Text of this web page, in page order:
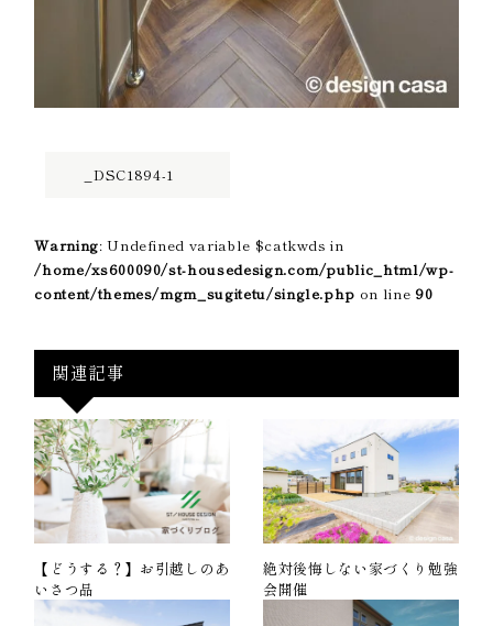
_DSC1894-1
Warning: Undefined variable $catkwds in
/home/xs600090/st-housedesign.com/public_html/wp-
content/themes/mgm_sugitetu/single.php on line 90
関連記事
【どうする？】お引越しのあ
いさつ品
絶対後悔しない家づくり勉強
会開催